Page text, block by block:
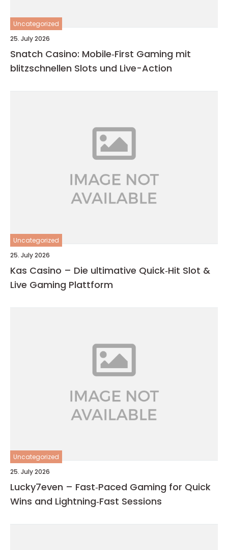
Uncategorized
25. July 2026
Snatch Casino: Mobile‑First Gaming mit
blitzschnellen Slots und Live-Action
Uncategorized
25. July 2026
Kas Casino – Die ultimative Quick‑Hit Slot &
Live Gaming Plattform
Uncategorized
25. July 2026
Lucky7even – Fast‑Paced Gaming for Quick
Wins and Lightning‑Fast Sessions